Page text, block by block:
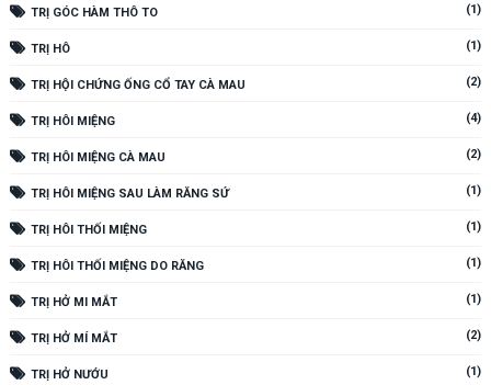
TRỊ GÓC HÀM THÔ TO (1)
TRỊ HÔ (1)
TRỊ HỘI CHỨNG ỐNG CỔ TAY CÀ MAU (2)
TRỊ HÔI MIỆNG (4)
TRỊ HÔI MIỆNG CÀ MAU (2)
TRỊ HÔI MIỆNG SAU LÀM RĂNG SỨ (1)
TRỊ HÔI THỐI MIỆNG (1)
TRỊ HÔI THỐI MIỆNG DO RĂNG (1)
TRỊ HỞ MI MẮT (1)
TRỊ HỞ MÍ MẮT (2)
TRỊ HỞ NƯỚU (1)